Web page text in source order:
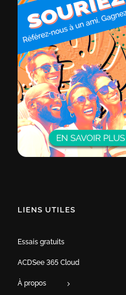
LIENS UTILES
Essais gratuits
ACDSee 365 Cloud
À propos